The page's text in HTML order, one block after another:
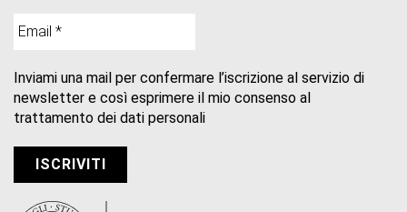
Inviami una mail per confermare l’iscrizione al servizio di
newsletter e così esprimere il mio consenso al
trattamento dei dati personali